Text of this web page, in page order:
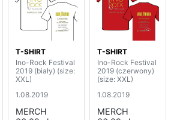
T-SHIRT
Ino-Rock Festival
2019 (biały) (size:
XXL)
1.08.2019
MERCH
T-SHIRT
Ino-Rock Festival
2019 (czerwony)
(size: XXL)
1.08.2019
MERCH